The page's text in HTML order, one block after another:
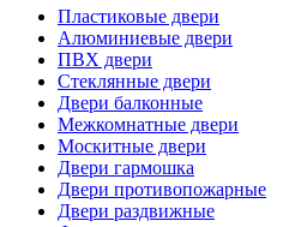
Пластиковые двери
Алюминиевые двери
ПВХ двери
Стеклянные двери
Двери балконные
Межкомнатные двери
Москитные двери
Двери гармошка
Двери противопожарные
Двери раздвижные